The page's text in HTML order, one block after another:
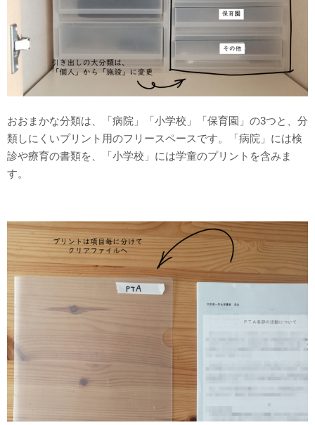
おおまかな分類は、「病院」「小学校」「保育園」の3つと、分
類しにくいプリント用のフリースペースです。「病院」には検
診や療育の書類を、「小学校」には学童のプリントを含みま
す。